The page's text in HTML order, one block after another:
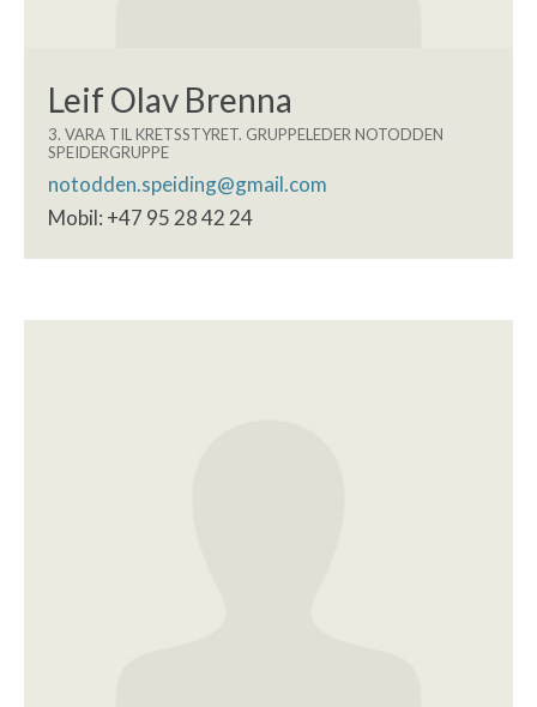
Leif Olav Brenna
3. VARA TIL KRETSSTYRET. GRUPPELEDER NOTODDEN
SPEIDERGRUPPE
notodden.speiding@gmail.com
Mobil: +47 95 28 42 24